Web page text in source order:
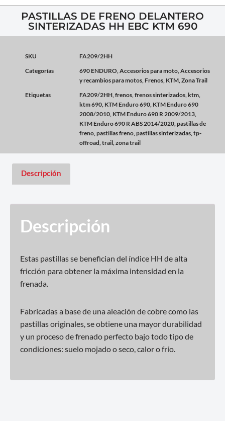
PASTILLAS DE FRENO DELANTERO
SINTERIZADAS HH EBC KTM 690
SKU
FA209/2HH
Categorías
690 ENDURO,Accesorios para moto,Accesorios
y recambios para motos, Frenos, KTM,Zona Trail
Etiquetas
FA209/2HH,frenos,frenos sinterizados,ktm,
ktm 690, KTM Enduro 690, KTM Enduro 690
2008/2010, KTM Enduro 690 R 2009/2013,
KTM Enduro 690 R ABS 2014/2020,pastillas de
freno,pastillas freno,pastillas sinterizadas,tp-
offroad,trail,zona trail
Descripción
Descripción
Estas pastillas se benefician del índice HH de alta
fricción para obtener la máxima intensidad en la
frenada.
Fabricadas a base de una aleación de cobre como las
pastillas originales, se obtiene una mayor durabilidad
y un proceso de frenado perfecto bajo todo tipo de
condiciones: suelo mojado o seco, calor o frío.